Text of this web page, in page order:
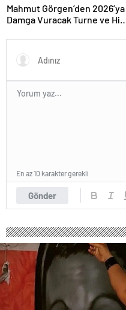
Performansla Hayranlarıyla
Buluşuyor
Mahmut Görgen’den 2026’ya
Damga Vuracak Turne ve Hit
Gönder
En az 10 karakter gerekli